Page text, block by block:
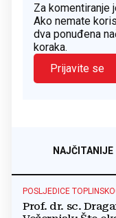
Za komentiranje
Ako nemate
dva ponuđena
koraka.
Prijavite se
NAJČITANIJE
POSLJEDICE
Prof. dr. sc.